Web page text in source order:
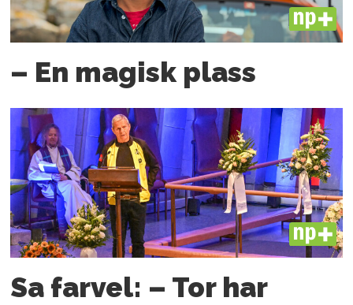
PLUS
– En magisk plass
PLUS
Sa farvel: – Tor har